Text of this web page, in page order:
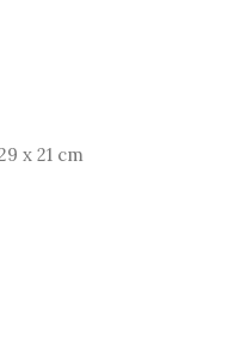
x 21 cm